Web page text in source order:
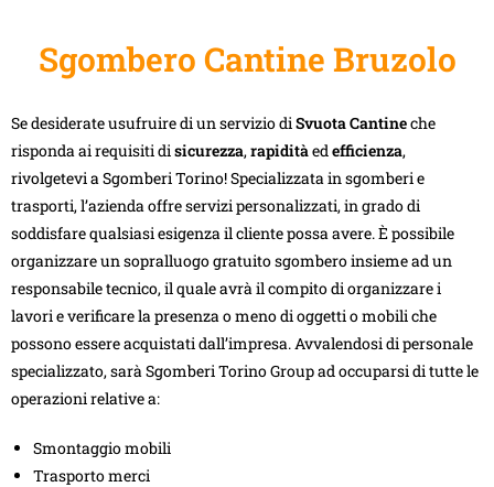
Sgombero Cantine Bruzolo
Se desiderate usufruire di un servizio diSvuota Cantineche
risponda ai requisiti disicurezza,rapiditàedefficienza,
rivolgetevi a Sgomberi Torino! Specializzata in sgomberi e
trasporti, l’azienda offre servizi personalizzati, in grado di
soddisfare qualsiasi esigenza il cliente possa avere. È possibile
organizzare un sopralluogo gratuito sgombero insieme ad un
responsabile tecnico, il quale avrà il compito di organizzare i
lavori e verificare la presenza o meno di oggetti o mobili che
possono essere acquistati dall’impresa. Avvalendosi di personale
specializzato, sarà Sgomberi Torino Group ad occuparsi di tutte le
operazioni relative a:
Smontaggio mobili
Trasporto merci